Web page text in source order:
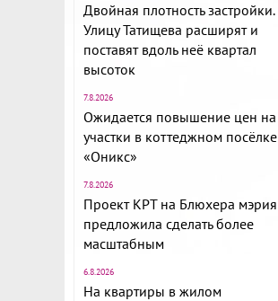
Двойная плотность застройки.
Улицу Татищева расширят и
поставят вдоль неё квартал
высоток
7.8.2026
Ожидается повышение цен на
участки в коттеджном посёлке
«Оникс»
7.8.2026
Проект КРТ на Блюхера мэрия
предложила сделать более
масштабным
6.8.2026
На квартиры в жилом